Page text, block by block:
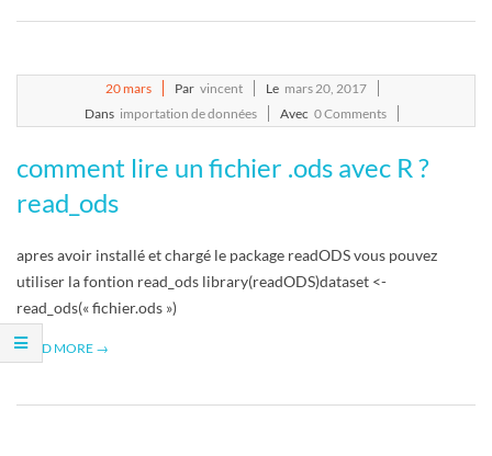
20mars Par vincent Le mars 20, 2017
Dans importation de données Avec 0 Comments
comment lire un fichier .ods avec R ?
read_ods
apres avoir installé et chargé le package readODS vous pouvez
utiliser la fontion read_ods library(readODS)dataset <-
read_ods(« fichier.ods »)
READ MORE →